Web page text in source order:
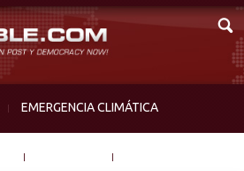
EMERGENCIA CLIMÁTICA